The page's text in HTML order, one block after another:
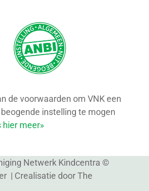
de voorwaarden om VNK een
instelling te mogen
hier meer»
Netwerk Kindcentra ©
| Crealisatie doorThe